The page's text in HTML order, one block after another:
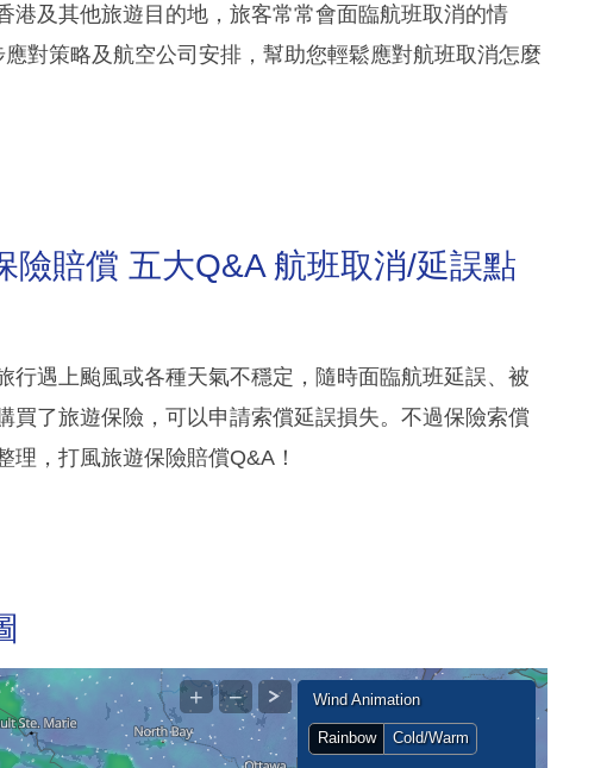
港及其他旅遊目的地，旅客常常會面臨航班取消的情
對策略及航空公司安排，幫助您輕鬆應對航班取消怎麼
險賠償 五大Q&A 航班取消/延誤點
行遇上颱風或各種天氣不穩定，隨時面臨航班延誤、被
買了旅遊保險，可以申請索償延誤損失。不過保險索償
，打風旅遊保險賠償Q&A！